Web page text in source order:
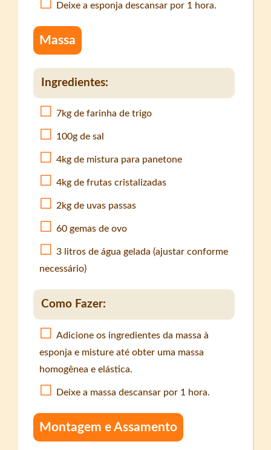
Deixe a esponja descansar por 1 hora.
Massa
Ingredientes:
7kg de farinha de trigo
100g de sal
4kg de mistura para panetone
4kg de frutas cristalizadas
2kg de uvas passas
60 gemas de ovo
3 litros de água gelada (ajustar conforme
necessário)
Como Fazer:
Adicione os ingredientes da massa à
esponja e misture até obter uma massa
homogênea e elástica.
Deixe a massa descansar por 1 hora.
Montagem e Assamento